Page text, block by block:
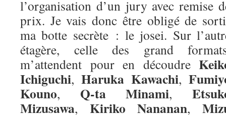
l’organisation d’un jury avec remise
prix. Je vais donc être obligé de
ma botte secrète : le josei. Sur
étagère, celle des grand
m’attendent pour en découdre
Ichiguchi, Haruka Kawachi,
Kouno, Q-ta Minami,
Mizusawa, Kiriko Nananan,